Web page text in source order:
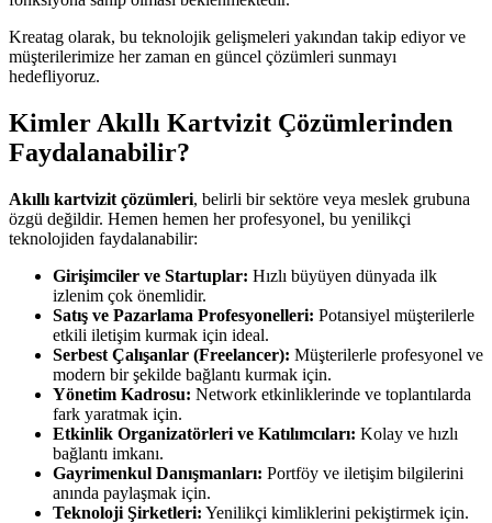
Kreatag olarak, bu teknolojik gelişmeleri yakından takip ediyor ve
müşterilerimize her zaman en güncel çözümleri sunmayı
hedefliyoruz.
Kimler Akıllı Kartvizit Çözümlerinden
Faydalanabilir?
Akıllı kartvizit çözümleri, belirli bir sektöre veya meslek grubuna
özgü değildir. Hemen hemen her profesyonel, bu yenilikçi
teknolojiden faydalanabilir:
Girişimciler ve Startuplar: Hızlı büyüyen dünyada ilk
izlenim çok önemlidir.
Satış ve Pazarlama Profesyonelleri: Potansiyel müşterilerle
etkili iletişim kurmak için ideal.
Serbest Çalışanlar (Freelancer): Müşterilerle profesyonel ve
modern bir şekilde bağlantı kurmak için.
Yönetim Kadrosu: Network etkinliklerinde ve toplantılarda
fark yaratmak için.
Etkinlik Organizatörleri ve Katılımcıları: Kolay ve hızlı
bağlantı imkanı.
Gayrimenkul Danışmanları: Portföy ve iletişim bilgilerini
anında paylaşmak için.
Teknoloji Şirketleri: Yenilikçi kimliklerini pekiştirmek için.